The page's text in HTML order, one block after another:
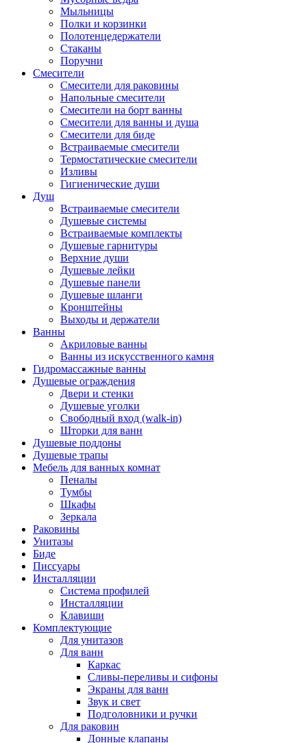
Мыльницы
Полки и корзинки
Полотенцедержатели
Стаканы
Поручни
Смесители
Смесители для раковины
Напольные смесители
Смесители на борт ванны
Смесители для ванны и душа
Смесители для биде
Встраиваемые смесители
Термостатические смесители
Изливы
Гигиенические души
Душ
Встраиваемые смесители
Душевые системы
Встраиваемые комплекты
Душевые гарнитуры
Верхние души
Душевые лейки
Душевые панели
Душевые шланги
Кронштейны
Выходы и держатели
Ванны
Акриловые ванны
Ванны из искусственного камня
Гидромассажные ванны
Душевые ограждения
Двери и стенки
Душевые уголки
Свободный вход (walk-in)
Шторки для ванн
Душевые поддоны
Душевые трапы
Мебель для ванных комнат
Пеналы
Тумбы
Шкафы
Зеркала
Раковины
Унитазы
Биде
Писсуары
Инсталляции
Система профилей
Инсталляции
Клавиши
Комплектующие
Для унитазов
Для ванн
Каркас
Сливы-переливы и сифоны
Экраны для ванн
Звук и свет
Подголовники и ручки
Для раковин
Донные клапаны